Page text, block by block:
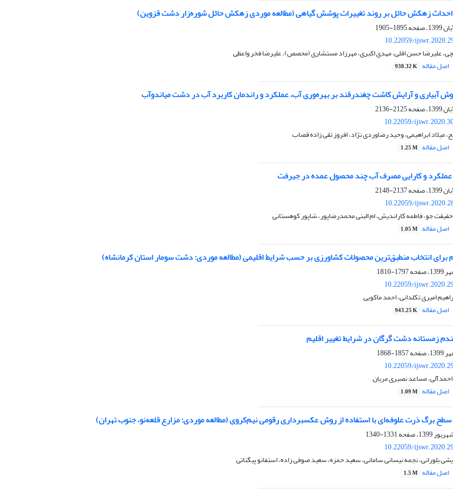
زهکش حائل بر روند تغییرات پوشش گیاهی (مطالعه موردی زهکش حائل شوره‌زار دشت قزوین)
1895-1905
10.22059/
علیرضا حسن اقلی، مهدی اکبری، مهرزاد مستشاری (محصص)، علیرضا فخر واعظی
اصل مقاله 938.32 K
آبیاری و آرایش کاشت چغندرقند بر بهره‌وری آب، عملکرد و راندمان کاربرد آب در دشت میاندوآب
2125-2136
10.22059/
میلاد ابراهیمی، وحید رضاوردی نژاد، افروز تقی زاده قصاب
اصل مقاله 1.25 M
عملکرد و کارایی مصرف آب چند محصول عمده در جیرفت
2137-2148
10.22059/
جو، فاطمه کاراندیش، ام البنی محمدرضاپور، شاپور کوهستانی
اصل مقاله 1.05 M
برای انتخاب منطبق‌ترین محصولات کشاورزی بر حسب شرایط اقلیمی (مطالعه موردی: دشت سومار استان کرمانشاه)
1797-1810
10.22059/
امیری تکلدانی، احمد ماکویی
اصل مقاله 943.25 K
زمستانه دشت گرگان در شرایط تغییر اقلیم
1857-1868
10.22059/
احمدآلی، مساعد نصیری مریان
اصل مقاله 1.09 M
برگ ذرت علوفه‌ای با استفاده از روش عکسبرداری رقومی نیم‌کروی (مطالعه موردی: مزارع قلعه‌نو، جنوب تهران)
1331-1340
10.22059/
بلورانی، نجمه نیسانی سامانی، سعید حمزه، سعید صوفی زاده، استفانو پیگناتی
اصل مقاله 1.5 M